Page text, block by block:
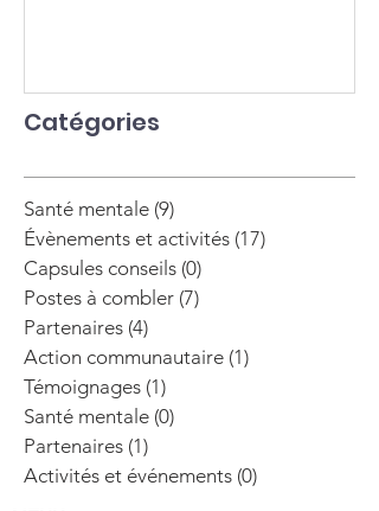
Catégories
Santé mentale (9)
Évènements et activités (17)
Capsules conseils (0)
Postes à combler (7)
Partenaires (4)
Action communautaire (1)
Témoignages (1)
Santé mentale (0)
Partenaires (1)
Activités et événements (0)